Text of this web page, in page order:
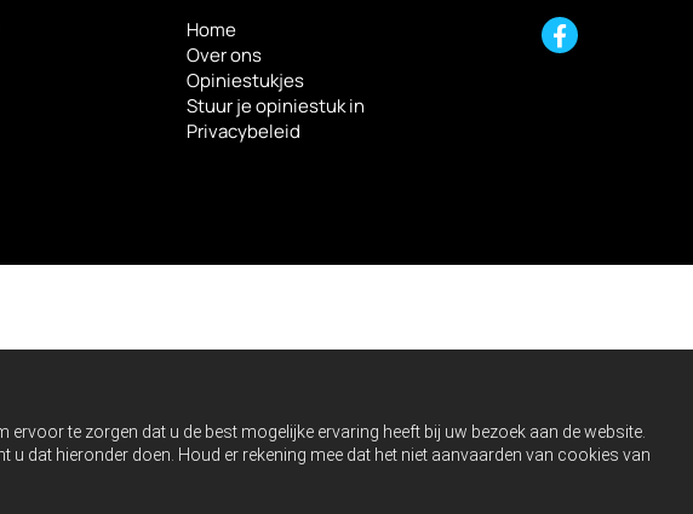
te zorgen dat u de best mogelijke ervaring heeft bij uw bezoek aan de website.
dat hieronder doen. Houd er rekening mee dat het niet aanvaarden van cookies van
Home
Over ons
Opiniestukjes
Stuur je opiniestuk in
Privacybeleid